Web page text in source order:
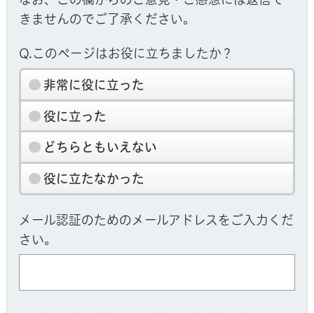
きませんのでご了承ください。
Q.このページはお役に立ちましたか？
非常に役に立った
役に立った
どちらともいえない
役に立たなかった
メール認証のためのメールアドレスをご入力くだ
さい。